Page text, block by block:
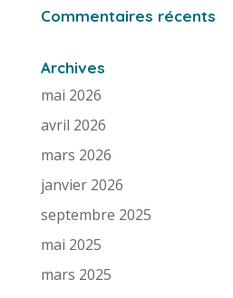
Commentaires récents
Archives
mai 2026
avril 2026
mars 2026
janvier 2026
septembre 2025
mai 2025
mars 2025